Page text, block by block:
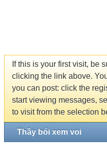
If this is your first visit, be
clicking the link above.
you can post: click the
start viewing messages,
to visit from the selection
Thầy bói xem voi